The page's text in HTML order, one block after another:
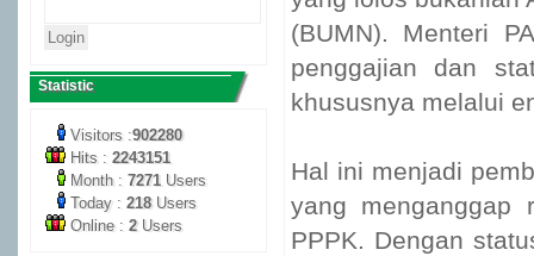
Statistic
Visitors :902280
Hits : 2243151
Month : 7271 Users
Today : 218Users
Online : 2Users
(BUMN). Menteri
penggajian dan
khususnya melalui
Hal ini menjadi
yang menganggap
PPPK. Dengan